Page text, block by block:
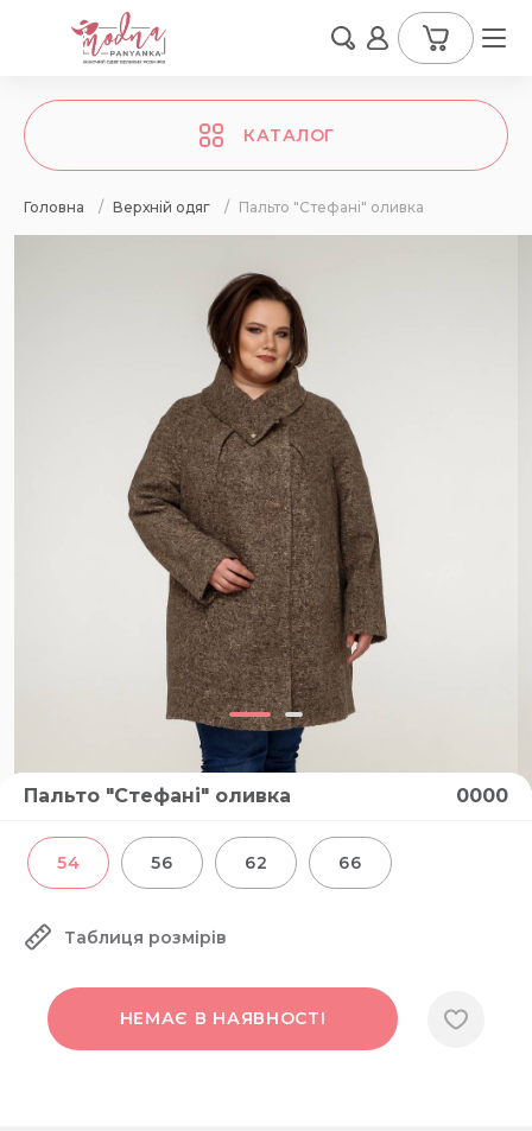
КАТАЛОГ
Головна / Верхній одяг / Пальто "Стефані" оливка
Пальто "Стефані" оливка 0000
54 56 62 66
Таблиця розмірів
НЕМАЄ В НАЯВНОСТІ